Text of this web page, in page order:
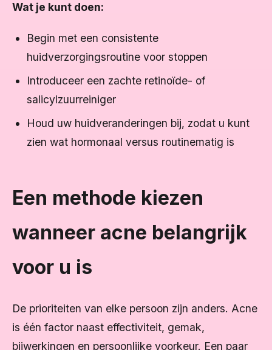
Wat je kunt doen:
Begin met een consistente
huidverzorgingsroutine voor stoppen
Introduceer een zachte retinoïde- of
salicylzuurreiniger
Houd uw huidveranderingen bij, zodat u kunt
zien wat hormonaal versus routinematig is
Een methode kiezen
wanneer acne belangrijk
voor u is
De prioriteiten van elke persoon zijn anders. Acne
is één factor naast effectiviteit, gemak,
bijwerkingen en persoonlijke voorkeur. Een paar